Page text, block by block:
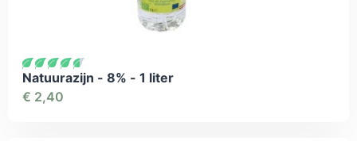
Natuurazijn - 8% - 1 liter
€ 2,40